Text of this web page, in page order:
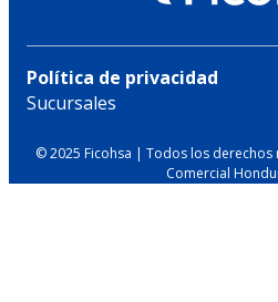
Política de privacidad
Sucursales
© 2025 Ficohsa | Todos los derechos
Comercial